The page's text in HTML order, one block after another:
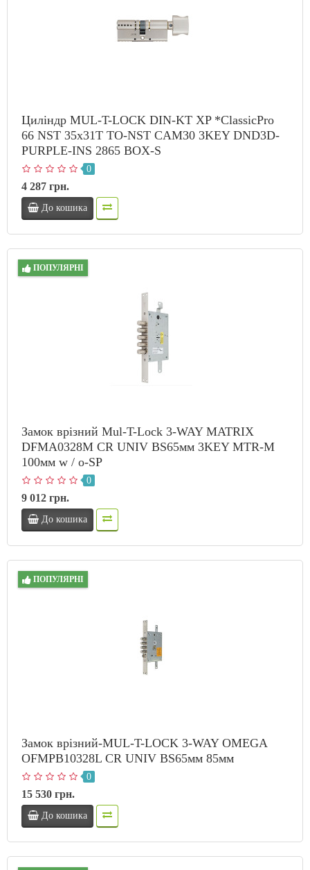
Циліндр MUL-T-LOCK DIN-KT XP *ClassicPro
66 NST 35x31T TO-NST CAM30 3KEY DND3D-
PURPLE-INS 2865 BOX-S
0
4 287 грн.
До кошика
ПОПУЛЯРНІ
Замок врізний Mul-T-Lock 3-WAY MATRIX
DFMA0328M CR UNIV BS65мм 3KEY MTR-M
100мм w / o-SP
0
9 012 грн.
До кошика
ПОПУЛЯРНІ
Замок врізний-MUL-T-LOCK 3-WAY OMEGA
OFMPB10328L CR UNIV BS65мм 85мм
0
15 530 грн.
До кошика